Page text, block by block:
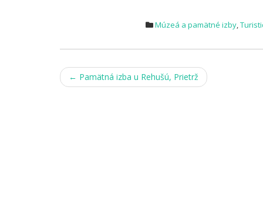
Múzeá a pamätné izby,
Post
← Pamätná izba u Rehušú, Prietrž